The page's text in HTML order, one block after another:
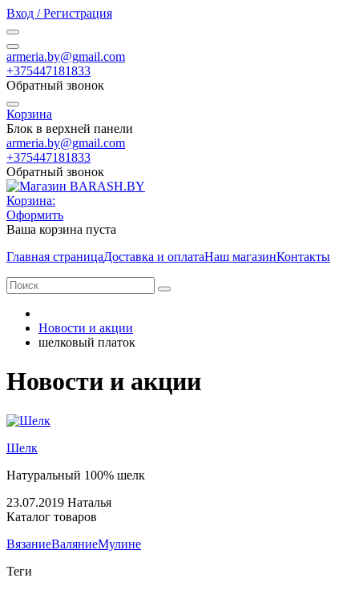
Вход / Регистрация
armeria.by@gmail.com
+375447181833
Обратный звонок
Корзина
Блок в верхней панели
armeria.by@gmail.com
+375447181833
Обратный звонок
Корзина:
Оформить
Ваша корзина пуста
Главная страницаДоставка и оплатаНаш магазинКонтакты
Новости и акции
шелковый платок
Новости и акции
Шелк
Натуральный 100% шелк
23.07.2019 Наталья
Каталог товаров
ВязаниеВаляниеМулине
Теги